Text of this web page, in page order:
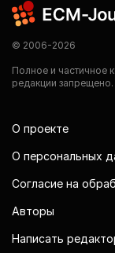
© 2006-2026
Полное и частичное
редакции запрещено.
О проекте
О персональных
Согласие на
Авторы
Написать